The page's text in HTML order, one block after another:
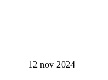
12 nov 2024